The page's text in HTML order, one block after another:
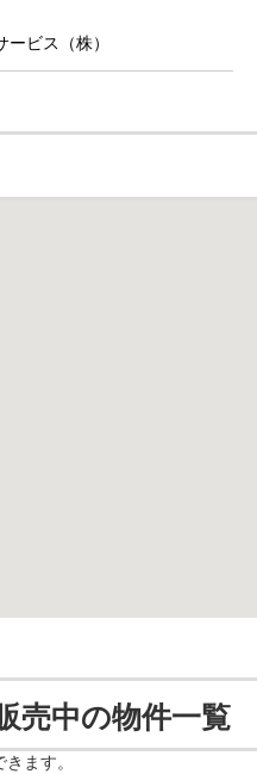
ビス（株）
売中の物件一覧
ます。